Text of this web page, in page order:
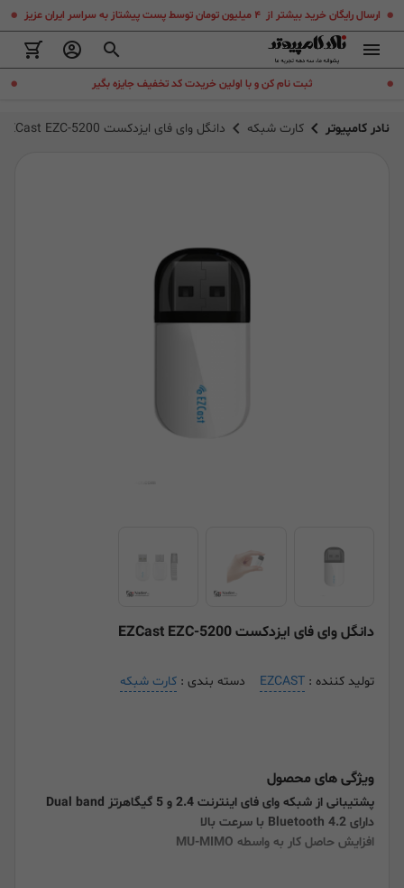
ارسال رایگان خرید بیشتر از ۴ میلیون تومان توسط پست پیشتاز به سراسر ایران عزیز
.
ثبت نام کن و با اولین خریدت کد تخفیف جایزه بگیر .
نادر کامپیوتر کارت شبکه دانگل وای فای ایزدکست EZCast EZC-5200
دانگل وای فای ایزدکست EZCast EZC-5200
تولید کننده : EZCAST دسته بندی : کارت شبکه
ویژگی های محصول
پشتیبانی از شبکه وای فای اینترنت 2.4 و 5 گیگاهرتز Dual band
دارای Bluetooth 4.2 با سرعت بالا
افزایش حاصل کار به واسطه MU-MIMO